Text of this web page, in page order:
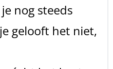
nog steeds
gelooft het niet,